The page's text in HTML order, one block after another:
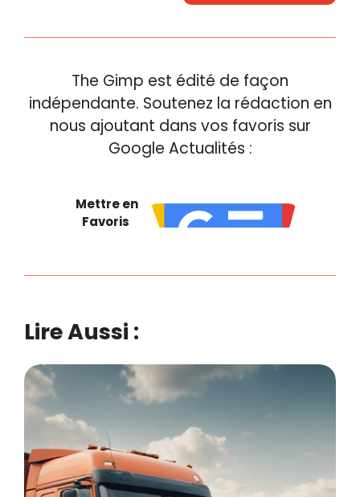
The Gimp est édité de façon
indépendante. Soutenez la rédaction en
nous ajoutant dans vos favoris sur
Google Actualités :
Mettre en
Favoris
Lire Aussi :